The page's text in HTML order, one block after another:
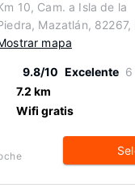
10, Cam. a Isla de la
Mazatlán, 82267,
mapa
9.8/10 Excelente 6
7.2 km
Wifi gratis